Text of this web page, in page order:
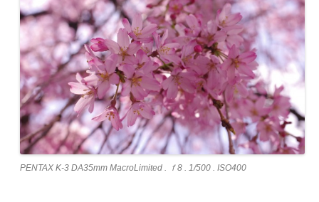
PENTAX K-3 DA35mm MacroLimited . ｆ8 . 1/500 . ISO400